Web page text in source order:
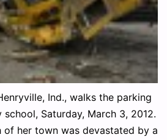
Ind., walks the parking
Saturday, March 3, 2012.
of her town was devastated by a